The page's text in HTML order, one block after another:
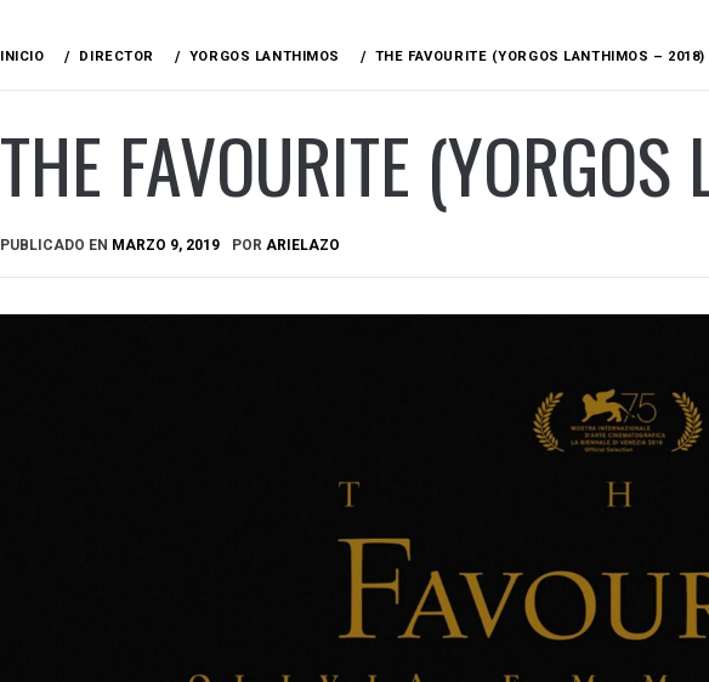
INICIO DIRECTOR YORGOS LANTHIMOS THE FAVOURITE (YORGOS LANTHIMOS – 2018)
THE FAVOURITE
PUBLICADO EN MARZO 9, 2019 POR ARIELAZO